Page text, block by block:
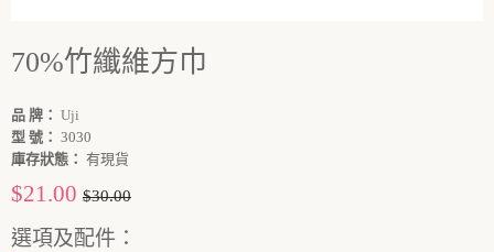
70%竹纖維方巾
品 牌： Uji
型 號： 3030
庫存狀態： 有現貨
$21.00 $30.00
選項及配件：